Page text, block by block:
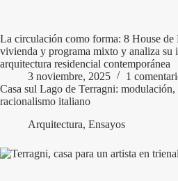
La circulación como forma: 8 House de
vivienda y programa mixto y analiza su
arquitectura residencial contemporánea
3 noviembre, 2025
1
Casa sul Lago de Terragni:
racionalismo italiano
Arquitectura, Ensayos